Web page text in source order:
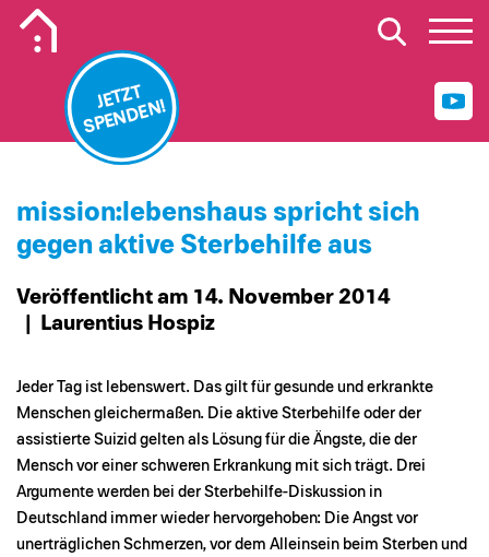
JETZT
SPENDEN!
mission:lebenshaus spricht sich
gegen aktive Sterbehilfe aus
Veröffentlicht am 14. November 2014
| Laurentius Hospiz
Jeder Tag ist lebenswert. Das gilt für gesunde und erkrankte
Menschen gleichermaßen. Die aktive Sterbehilfe oder der
assistierte Suizid gelten als Lösung für die Ängste, die der
Mensch vor einer schweren Erkrankung mit sich trägt. Drei
Argumente werden bei der Sterbehilfe-Diskussion in
Deutschland immer wieder hervorgehoben: Die Angst vor
unerträglichen Schmerzen, vor dem Alleinsein beim Sterben und
Mobiles Logo Mission Lebenshaus